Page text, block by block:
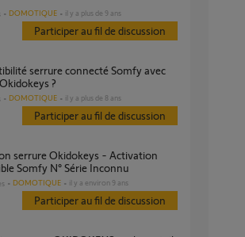
DOMOTIQUE il y a plus de 9 ans
Participer au fil de discussion
?
DOMOTIQUE il y a plus de 8 ans
Participer au fil de discussion
Somfy N° Série Inconnu
DOMOTIQUE il y a environ 9 ans
Participer au fil de discussion